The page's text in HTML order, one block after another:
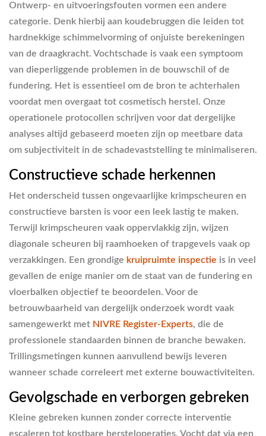
Ontwerp- en uitvoeringsfouten vormen een andere
categorie. Denk hierbij aan koudebruggen die leiden tot
hardnekkige schimmelvorming of onjuiste berekeningen
van de draagkracht. Vochtschade is vaak een symptoom
van dieperliggende problemen in de bouwschil of de
fundering. Het is essentieel om de bron te achterhalen
voordat men overgaat tot cosmetisch herstel. Onze
operationele protocollen schrijven voor dat dergelijke
analyses altijd gebaseerd moeten zijn op meetbare data
om subjectiviteit in de schadevaststelling te minimaliseren.
Constructieve schade herkennen
Het onderscheid tussen ongevaarlijke krimpscheuren en
constructieve barsten is voor een leek lastig te maken.
Terwijl krimpscheuren vaak oppervlakkig zijn, wijzen
diagonale scheuren bij raamhoeken of trapgevels vaak op
verzakkingen. Een grondige kruipruimte inspectie is in veel
gevallen de enige manier om de staat van de fundering en
vloerbalken objectief te beoordelen. Voor de
betrouwbaarheid van dergelijk onderzoek wordt vaak
samengewerkt met NIVRE Register-Experts, die de
professionele standaarden binnen de branche bewaken.
Trillingsmetingen kunnen aanvullend bewijs leveren
wanneer schade correleert met externe bouwactiviteiten.
Gevolgschade en verborgen gebreken
Kleine gebreken kunnen zonder correcte interventie
escaleren tot kostbare hersteloperaties. Vocht dat via een